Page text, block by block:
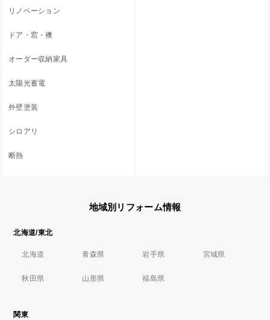
リノベーション
ドア・窓・襖
オーダー収納家具
太陽光蓄電
外壁塗装
シロアリ
断熱
地域別リフォーム情報
北海道/東北
北海道 青森県 岩手県 宮城県
秋田県 山形県 福島県
関東